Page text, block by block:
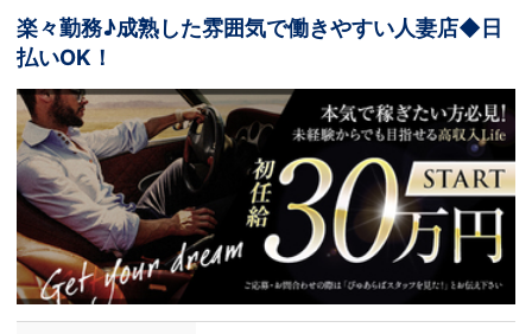
楽々勤務♪成熟した雰囲気で働きやすい人妻店◆日
払いOK！